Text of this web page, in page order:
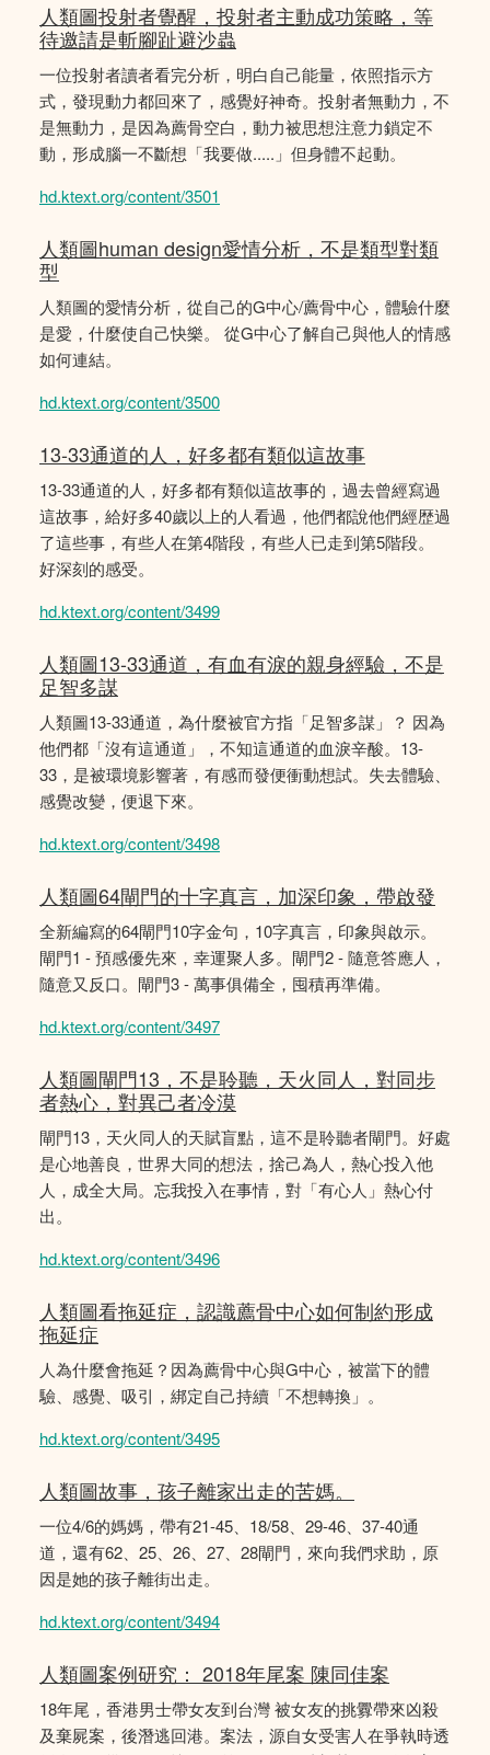
人類圖投射者覺醒，投射者主動成功策略，等
待邀請是斬腳趾避沙蟲
一位投射者讀者看完分析，明白自己能量，依照指示方
式，發現動力都回來了，感覺好神奇。投射者無動力，不
是無動力，是因為薦骨空白，動力被思想注意力鎖定不
動，形成腦一不斷想「我要做.....」但身體不起動。
hd.ktext.org/content/3501
人類圖human design愛情分析，不是類型對類
型
人類圖的愛情分析，從自己的G中心/薦骨中心，體驗什麼
是愛，什麼使自己快樂。 從G中心了解自己與他人的情感
如何連結。
hd.ktext.org/content/3500
13-33通道的人，好多都有類似這故事
13-33通道的人，好多都有類似這故事的，過去曾經寫過
這故事，給好多40歲以上的人看過，他們都說他們經歴過
了這些事，有些人在第4階段，有些人已走到第5階段。
好深刻的感受。
hd.ktext.org/content/3499
人類圖13-33通道，有血有淚的親身經驗，不是
足智多謀
人類圖13-33通道，為什麼被官方指「足智多謀」？ 因為
他們都「沒有這通道」，不知這通道的血淚辛酸。13-
33，是被環境影響著，有感而發便衝動想試。失去體驗、
感覺改變，便退下來。
hd.ktext.org/content/3498
人類圖64閘門的十字真言，加深印象，帶啟發
全新編寫的64閘門10字金句，10字真言，印象與啟示。
閘門1 - 預感優先來，幸運聚人多。閘門2 - 隨意答應人，
隨意又反口。閘門3 - 萬事俱備全，囤積再準備。
hd.ktext.org/content/3497
人類圖閘門13，不是聆聽，天火同人，對同步
者熱心，對異己者冷漠
閘門13，天火同人的天賦盲點，這不是聆聽者閘門。好處
是心地善良，世界大同的想法，捨己為人，熱心投入他
人，成全大局。忘我投入在事情，對「有心人」熱心付
出。
hd.ktext.org/content/3496
人類圖看拖延症，認識薦骨中心如何制約形成
拖延症
人為什麼會拖延？因為薦骨中心與G中心，被當下的體
驗、感覺、吸引，綁定自己持續「不想轉換」。
hd.ktext.org/content/3495
人類圖故事，孩子離家出走的苦媽。
一位4/6的媽媽，帶有21-45、18/58、29-46、37-40通
道，還有62、25、26、27、28閘門，來向我們求助，原
因是她的孩子離街出走。
hd.ktext.org/content/3494
人類圖案例研究： 2018年尾案 陳同佳案
18年尾，香港男士帶女友到台灣 被女友的挑釁帶來凶殺
及棄屍案，後潛逃回港。案法，源自女受害人在爭執時透